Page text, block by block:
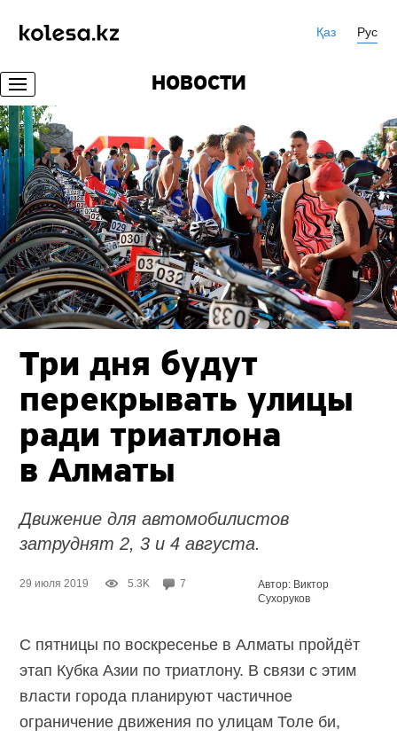
Қаз Рус
НОВОСТИ
Три дня будут
перекрывать улицы
ради триатлона
в Алматы
Движение для автомобилистов
затруднят 2, 3 и 4 августа.
29 июля 2019 5.3K 7
Автор: Виктор
Сухоруков
С пятницы по воскресенье в Алматы пройдёт
этап Кубка Азии по триатлону. В связи с этим
власти города планируют частичное
ограничение движения по улицам Толе би,